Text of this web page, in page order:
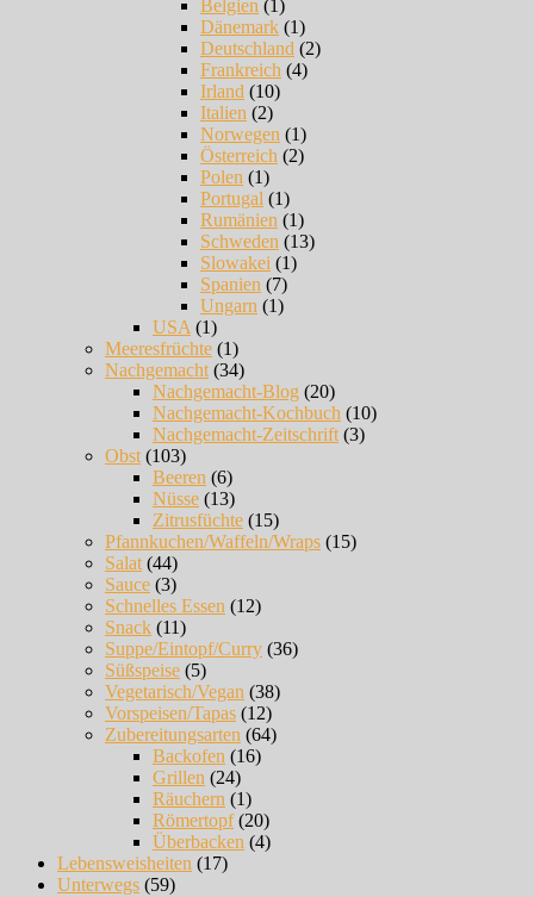
Belgien (1)
Dänemark (1)
Deutschland (2)
Frankreich (4)
Irland (10)
Italien (2)
Norwegen (1)
Österreich (2)
Polen (1)
Portugal (1)
Rumänien (1)
Schweden (13)
Slowakei (1)
Spanien (7)
Ungarn (1)
USA(1)
Meeresfrüchte (1)
Nachgemacht(34)
Nachgemacht-Blog (20)
Nachgemacht-Kochbuch (10)
Nachgemacht-Zeitschrift(3)
Obst(103)
Beeren (6)
Nüsse (13)
Zitrusfüchte (15)
Pfannkuchen/Waffeln/Wraps (15)
Salat(44)
Sauce (3)
Schnelles Essen (12)
Snack (11)
Suppe/Eintopf/Curry (36)
Süßspeise (5)
Vegetarisch/Vegan (38)
Vorspeisen/Tapas (12)
Zubereitungsarten (64)
Backofen (16)
Grillen (24)
Räuchern (1)
Römertopf(20)
Überbacken (4)
Lebensweisheiten (17)
Unterwegs (59)